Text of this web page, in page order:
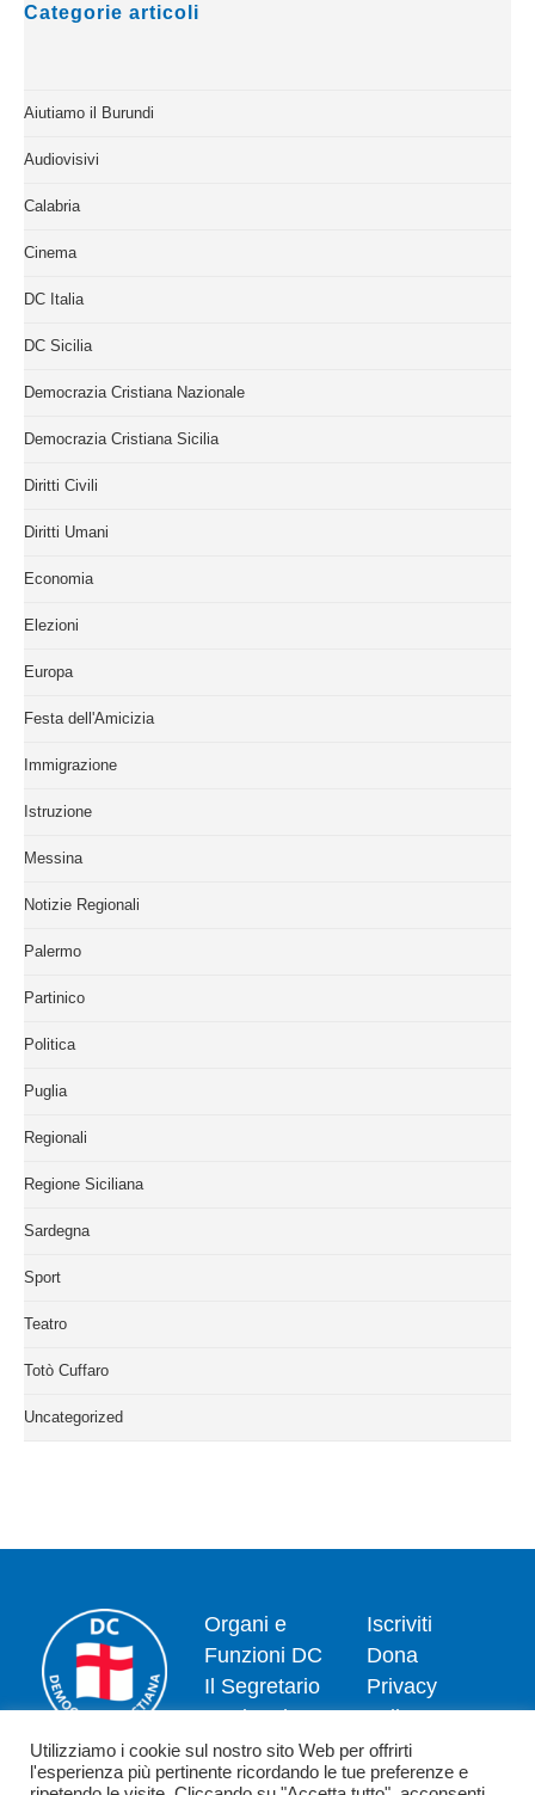
Categorie articoli
Aiutiamo il Burundi
Audiovisivi
Calabria
Cinema
DC Italia
DC Sicilia
Democrazia Cristiana Nazionale
Democrazia Cristiana Sicilia
Diritti Civili
Diritti Umani
Economia
Elezioni
Europa
Festa dell'Amicizia
Immigrazione
Istruzione
Messina
Notizie Regionali
Palermo
Partinico
Politica
Puglia
Regionali
Regione Siciliana
Sardegna
Sport
Teatro
Totò Cuffaro
Uncategorized
Organi e
Funzioni DC
Il Segretario
Nazionale
Dipartimenti
News
Iscriviti
Dona
Privacy
policy
Politica dei
cookie
Utilizziamo i cookie sul nostro sito Web per offrirti
l'esperienza più pertinente ricordando le tue preferenze e